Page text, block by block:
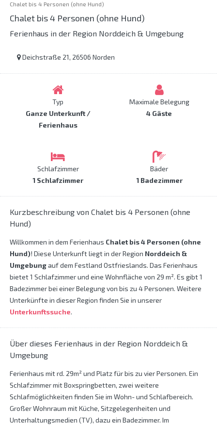
Chalet bis 4 Personen (ohne Hund)
Chalet bis 4 Personen (ohne Hund)
Ferienhaus in der Region Norddeich & Umgebung
Deichstraße 21, 26506 Norden
Typ
Ganze Unterkunft /
Ferienhaus
Maximale Belegung
4 Gäste
Schlafzimmer
1 Schlafzimmer
Bäder
1 Badezimmer
Kurzbeschreibung von Chalet bis 4 Personen (ohne
Hund)
Willkommen in dem Ferienhaus Chalet bis 4 Personen (ohne
Hund)! Diese Unterkunft liegt in der Region Norddeich &
Umgebungauf dem Festland Ostfrieslands. Das Ferienhaus
bietet 1 Schlafzimmer und eine Wohnfläche von 29 m². Es gibt 1
Badezimmer bei einer Belegung von bis zu 4 Personen. Weitere
Unterkünfte in dieser Region finden Sie in unserer
Unterkunftssuche.
Über dieses Ferienhaus in der Region Norddeich &
Umgebung
Ferienhaus mit rd. 29m² und Platz für bis zu vier Personen. Ein
Schlafzimmer mit Boxspringbetten, zwei weitere
Schlafmöglichkeiten finden Sie im Wohn- und Schlafbereich.
Großer Wohnraum mit Küche, Sitzgelegenheiten und
Unterhaltungsmedien (TV), dazu ein Badezimmer. Im